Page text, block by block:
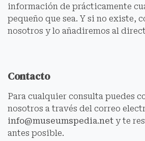
información de prácticamente
pequeño que sea. Y si no existe,
nosotros y lo añadiremos al
Contacto
Para cualquier consulta puedes
nosotros a través del correo
info@museumspedia.net y te
antes posible.